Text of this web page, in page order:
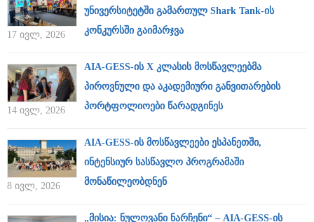
17 ივლ, 2026
უნივერსიტეტში გამართულ Shark Tank-ის
კონკურსში გაიმარჯვა
14 ივლ, 2026
AIA-GESS-ის X კლასის მოსწავლეებმა
პიროვნული და აკადემიური განვითარების
პორტფოლიოები წარადგინეს
8 ივლ, 2026
AIA-GESS-ის მოსწავლეები ესპანეთში,
ინტენსიურ სასწავლო პროგრამაში
მონაწილეობდნენ
„მისია: ნულოვანი ნარჩენი“ – AIA-GESS-ის